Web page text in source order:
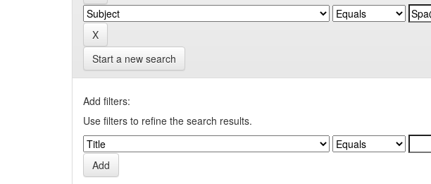
Start a new search
Add filters:
Use filters to refine the search results.